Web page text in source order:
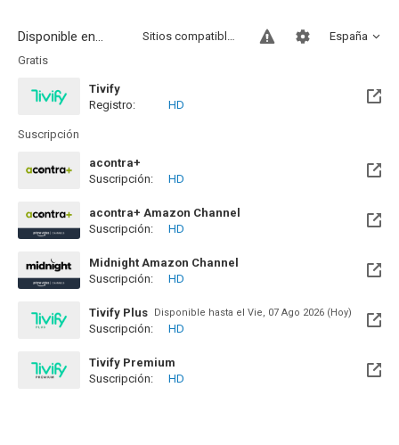
Disponible en... España
Sitios compatibles
Gratis
Tivify
Disponible hasta el Mié, 09 May 2029 (Quedan 2 años)
Registro: HD
Suscripción
acontra+
Suscripción:
HD
acontra+ Amazon Channel
Suscripción:
HD
Midnight Amazon Channel
Suscripción:
HD
Tivify Plus Disponible hasta el Vie, 07 Ago 2026 (Hoy)
Suscripción: HD
Tivify Premium
Disponible hasta el Sab, 08 Ago 2026 (Quedan 2 días)
Suscripción: HD